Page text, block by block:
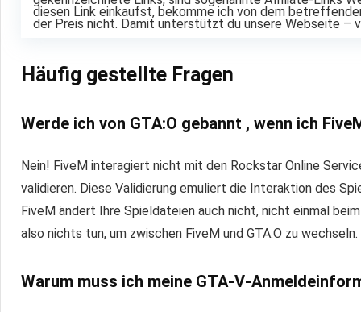
diesen Link einkaufst, bekomme ich von dem
der Preis nicht. Damit unterstützt du unsere Webseite –
Häufig gestellte Fragen
Werde ich von GTA:O gebannt , wenn ich
Nein! FiveM interagiert nicht mit den Rockstar Online
validieren. Diese Validierung emuliert die Interaktion des
FiveM ändert Ihre Spieldateien auch nicht, nicht einmal
also nichts tun, um zwischen FiveM und GTA:O zu wechseln.
Warum muss ich meine